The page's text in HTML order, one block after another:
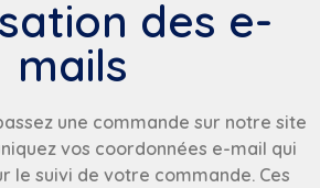
des e-
mails
une commande sur notre site
vos coordonnées e-mail qui
le suivi de votre commande. Ces